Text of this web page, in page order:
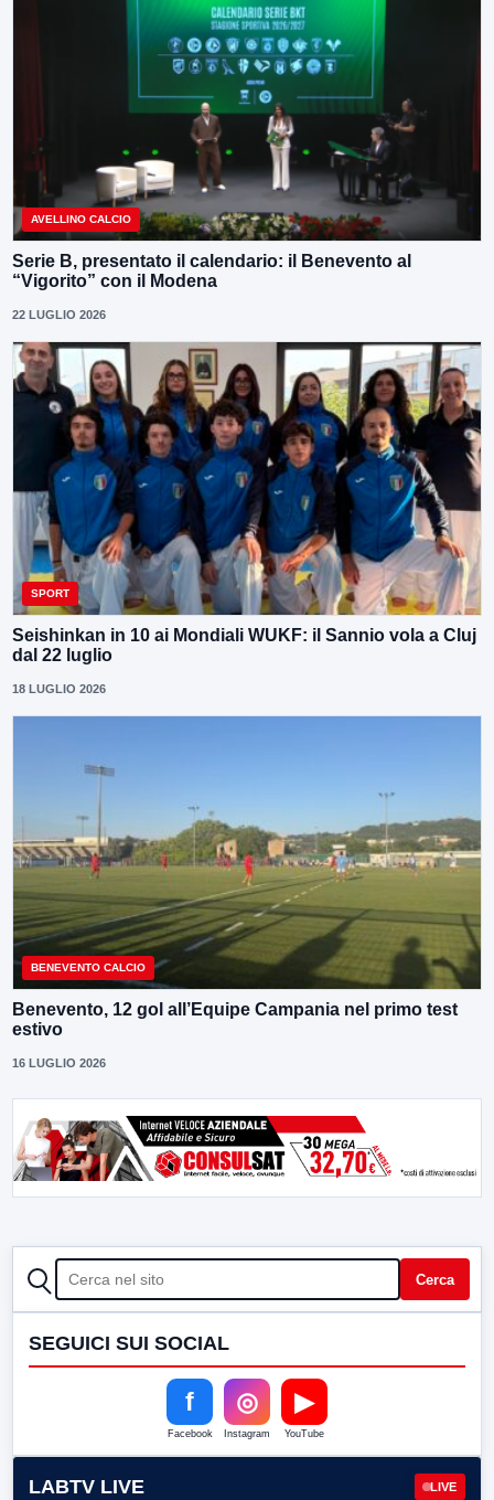
AVELLINO CALCIO
Serie B, presentato il calendario: il Benevento al
“Vigorito” con il Modena
22 LUGLIO 2026
SPORT
Seishinkan in 10 ai Mondiali WUKF: il Sannio vola a Cluj
dal 22 luglio
18 LUGLIO 2026
BENEVENTO CALCIO
Benevento, 12 gol all’Equipe Campania nel primo test
estivo
16 LUGLIO 2026
CERCA Cerca
SEGUICI SUI SOCIAL
f
Facebook
◎
Instagram
▶
YouTube
LABTV LIVE LIVE